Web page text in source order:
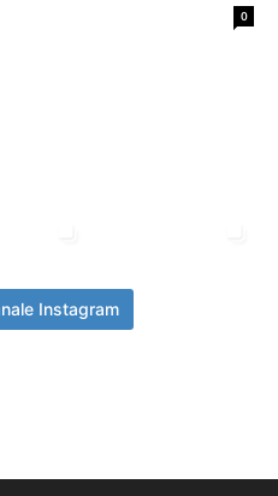
0
Instagram